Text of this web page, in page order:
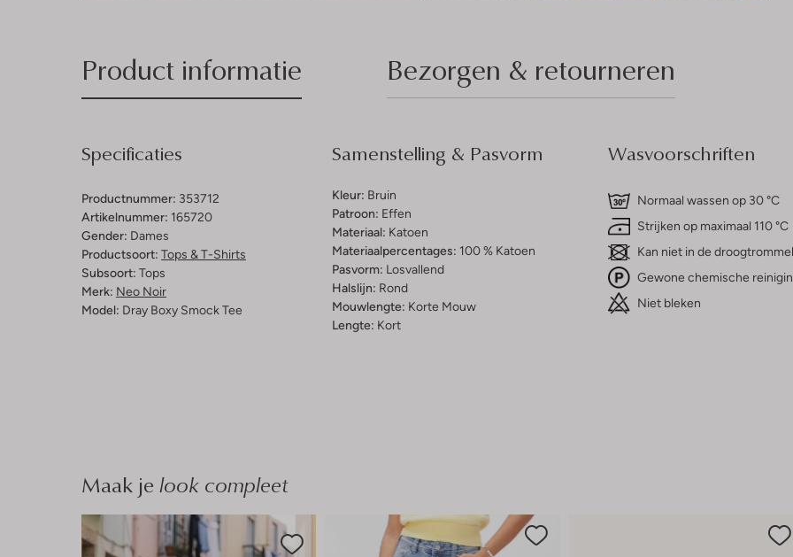
Product informatie Bezorgen & retourneren
Specificaties
Productnummer: 353712
Artikelnummer: 165720
Gender: Dames
Productsoort: Tops & T-Shirts
Subsoort: Tops
Merk: Neo Noir
Model: Dray Boxy Smock Tee
Samenstelling & Pasvorm
Kleur: Bruin
Patroon: Effen
Materiaal: Katoen
Materiaalpercentages: 100 % Katoen
Pasvorm: Losvallend
Halslijn: Rond
Mouwlengte: Korte Mouw
Lengte: Kort
Wasvoorschriften
Normaal wassen op 30 °C
Strijken op maximaal 110 °C
Kan niet in de droogtrommel
Gewone chemische
Niet bleken
Maak je look compleet